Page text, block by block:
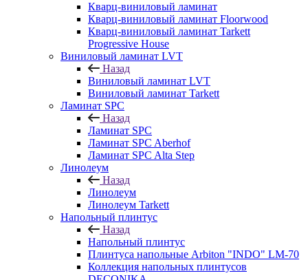
Кварц-виниловый ламинат
Кварц-виниловый ламинат Floorwood
Кварц-виниловый ламинат Tarkett
Progressive House
Виниловый ламинат LVT
Назад
Виниловый ламинат LVT
Виниловый ламинат Tarkett
Ламинат SPC
Назад
Ламинат SPC
Ламинат SPC Aberhof
Ламинат SPC Alta Step
Линолеум
Назад
Линолеум
Линолеум Tarkett
Напольный плинтус
Назад
Напольный плинтус
Плинтуса напольные Arbiton "INDO" LM-70
Коллекция напольных плинтусов